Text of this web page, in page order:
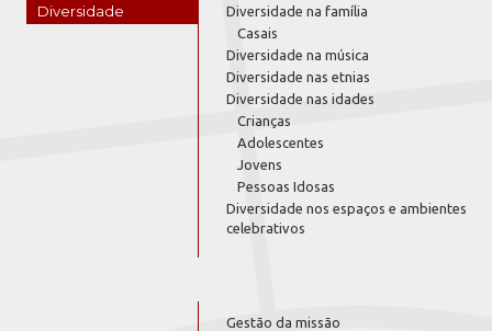
Diversidade
Diversidade na família
Casais
Diversidade na música
Diversidade nas etnias
Diversidade nas idades
Crianças
Adolescentes
Jovens
Pessoas Idosas
Diversidade nos espaços e ambientes
celebrativos
Gestão da missão